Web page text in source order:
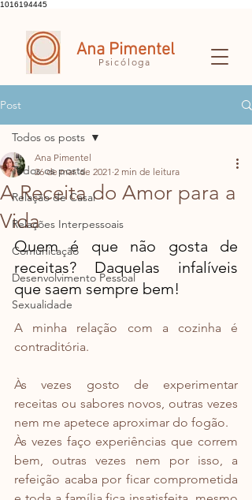
1016194445
Ana Pimentel
Psicóloga
Post
Todos os posts
Relação de Casal
Relações Interpessoais
Comunicação
Desenvolvimento Pessoal
Sexualidade
Todos os posts
A Receita do Amor para a
Vida
Ana Pimentel
26 de mar. de 2021 2 min de leitura
Quem é que não gosta de
receitas? Daquelas infalíveis
que saem sempre bem!
A minha relação com a cozinha é
contraditória.
Às vezes gosto de experimentar
receitas ou sabores novos, outras vezes
nem me apetece aproximar do fogão.
Às vezes faço experiências que correm
bem, outras vezes nem por isso, a
refeição acaba por ficar comprometida